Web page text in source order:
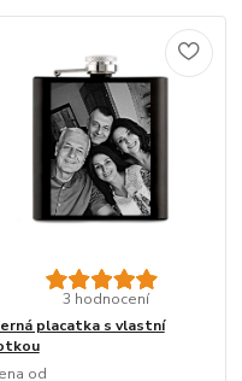
3 hodnocení
placatka s vlastní
od